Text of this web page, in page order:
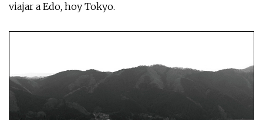
viajar a Edo, hoy Tokyo.